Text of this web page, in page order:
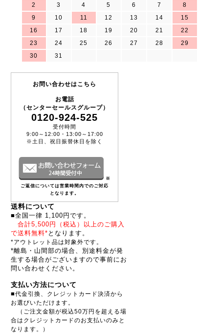
2
3 4 5 6 7
8
9
10 11 12 13 14
15
16
17 18 19 20 21
22
23
24 25 26 27 28
29
30
31
お問い合わせはこちら
お電話
（センターセールスグループ）
0120-924-525
受付時間
9:00～12:00・13:00～17:00
※土日、祝日振替休日を除く
※
ご返信については営業時間内でのご対応
となります。
送料について
■全国一律 1,100円です。
合計5,500円（税込）以上のご購入
で送料無料* となります。
*アウトレット品は対象外です。
*離島・山間部の場合、別途料金が発
生する場合がございますので事前にお
問い合わせください。
支払い方法について
■代金引換、クレジットカード決済から
お選びいただけます。
（ご注文金額が税込50万円を超える場
合はクレジットカードのお支払いのみと
なります。）